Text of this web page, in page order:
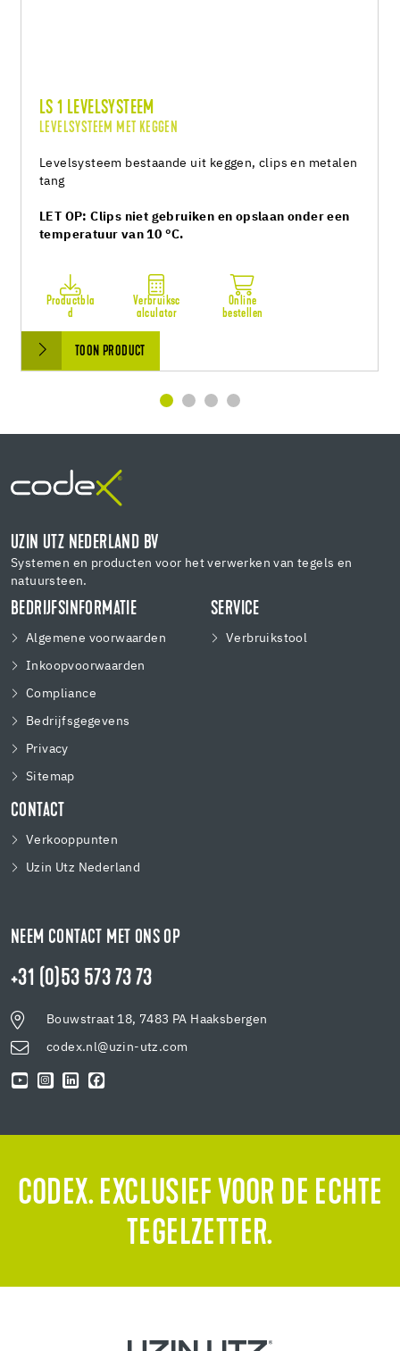
LS 1 LEVELSYSTEEM
LEVELSYSTEEM MET KEGGEN
Levelsysteem bestaande uit keggen, clips en metalen
tang
LET OP: Clips niet gebruiken en opslaan onder een
temperatuur van 10 °C.
Productbla
d
Verbruiksc
alculator
Online
bestellen
TOON PRODUCT
UZIN UTZ NEDERLAND BV
Systemen en producten voor het verwerken van tegels en
natuursteen.
BEDRIJFSINFORMATIE
Algemene voorwaarden
Inkoopvoorwaarden
Compliance
Bedrijfsgegevens
Privacy
Sitemap
SERVICE
Verbruikstool
CONTACT
Verkooppunten
Uzin Utz Nederland
NEEM CONTACT MET ONS OP
+31 (0)53 573 73 73
Bouwstraat 18, 7483 PA Haaksbergen
codex.nl@uzin-utz.com
CODEX. EXCLUSIEF VOOR DE ECHTE
TEGELZETTER.